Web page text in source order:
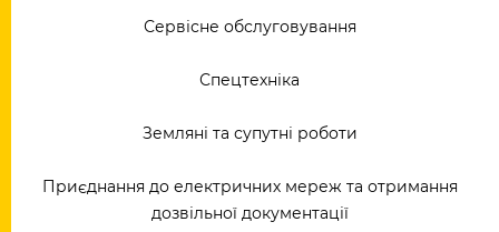
Сервісне обслуговування
Спецтехніка
Земляні та супутні роботи
Приєднання до електричних мереж та отримання
дозвільної документації